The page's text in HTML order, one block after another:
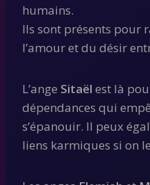
humains.
Ils sont présents pour
l’amour et du désir
L’ange Sitaël est là
dépendances qui
s’épanouir. Il peux
liens karmiques si on